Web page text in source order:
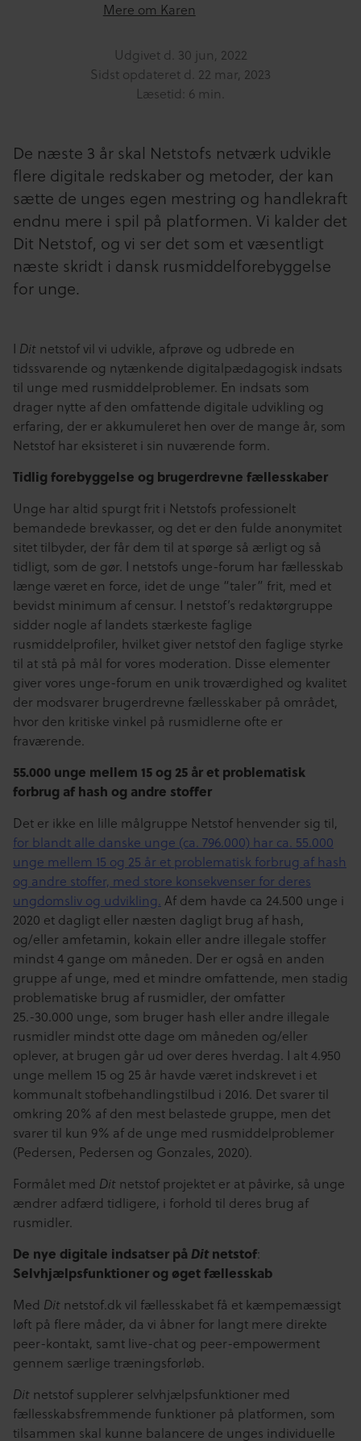
Mere om Karen
Udgivet d. 30 jun, 2022
Sidst opdateret d. 22 mar, 2023
Læsetid: 6 min.
De næste 3 år skal Netstofs netværk udvikle
flere digitale redskaber og metoder, der kan
sætte de unges egen mestring og handlekraft
endnu mere i spil på platformen. Vi kalder det
Dit Netstof, og vi ser det som et væsentligt
næste skridt i dansk rusmiddelforebyggelse
for unge.
I Dit netstof vil vi udvikle, afprøve og udbrede en
tidssvarende og nytænkende digitalpædagogisk indsats
til unge med rusmiddelproblemer. En indsats som
drager nytte af den omfattende digitale udvikling og
erfaring, der er akkumuleret hen over de mange år, som
Netstof har eksisteret i sin nuværende form.
Tidlig forebyggelse og brugerdrevne fællesskaber
Unge har altid spurgt frit i Netstofs professionelt
bemandede brevkasser, og det er den fulde anonymitet
sitet tilbyder, der får dem til at spørge så ærligt og så
tidligt, som de gør. I netstofs unge-forum har fællesskab
længe været en force, idet de unge “taler” frit, med et
bevidst minimum af censur. I netstof’s redaktørgruppe
sidder nogle af landets stærkeste faglige
rusmiddelprofiler, hvilket giver netstof den faglige styrke
til at stå på mål for vores moderation. Disse elementer
giver vores unge-forum en unik troværdighed og kvalitet
der modsvarer brugerdrevne fællesskaber på området,
hvor den kritiske vinkel på rusmidlerne ofte er
fraværende.
55.000 unge mellem 15 og 25 år et problematisk
forbrug af hash og andre stoffer
Det er ikke en lille målgruppe Netstof henvender sig til,
for blandt alle danske unge (ca. 796.000) har ca. 55.000
unge mellem 15 og 25 år et problematisk forbrug af hash
og andre stoffer, med store konsekvenser for deres
ungdomsliv og udvikling. Af dem havde ca 24.500 unge i
2020 et dagligt eller næsten dagligt brug af hash,
og/eller amfetamin, kokain eller andre illegale stoffer
mindst 4 gange om måneden. Der er også en anden
gruppe af unge, med et mindre omfattende, men stadig
problematiske brug af rusmidler, der omfatter
25.-30.000 unge, som bruger hash eller andre illegale
rusmidler mindst otte dage om måneden og/eller
oplever, at brugen går ud over deres hverdag. I alt 4.950
unge mellem 15 og 25 år havde været indskrevet i et
kommunalt stofbehandlingstilbud i 2016. Det svarer til
omkring 20% af den mest belastede gruppe, men det
svarer til kun 9% af de unge med rusmiddelproblemer
(Pedersen, Pedersen og Gonzales, 2020).
Formålet med Dit netstof projektet er at påvirke, så unge
ændrer adfærd tidligere, i forhold til deres brug af
rusmidler.
De nye digitale indsatser på Dit netstof:
Selvhjælpsfunktioner og øget fællesskab
Med Dit netstof.dk vil fællesskabet få et kæmpemæssigt
løft på flere måder, da vi åbner for langt mere direkte
peer-kontakt, samt live-chat og peer-empowerment
gennem særlige træningsforløb.
Dit netstof supplerer selvhjælpsfunktioner med
fællesskabsfremmende funktioner på platformen, som
tilsammen skal kunne balancere de unges individuelle